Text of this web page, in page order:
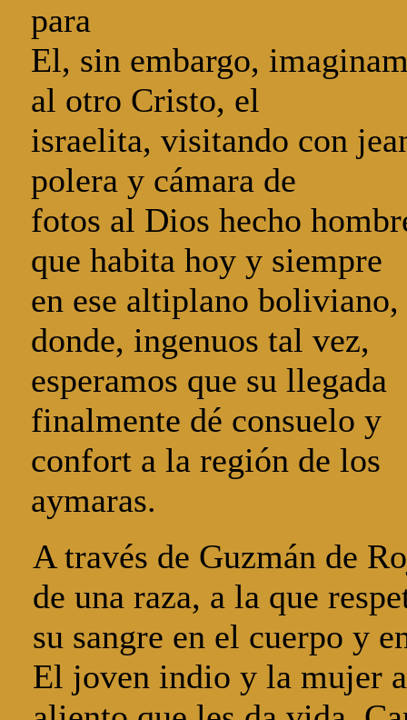
para
El, sin embargo,
al otro Cristo, el
israelita, visitando con
polera y cámara de
fotos al Dios hecho
que habita hoy y siempre
en ese altiplano boliviano,
donde, ingenuos tal vez,
esperamos que su llegada
finalmente dé consuelo y
confort a la región de los
aymaras.
A través de Guzmán de
de una raza, a la que
su sangre en el cuerpo y
El joven indio y la mujer